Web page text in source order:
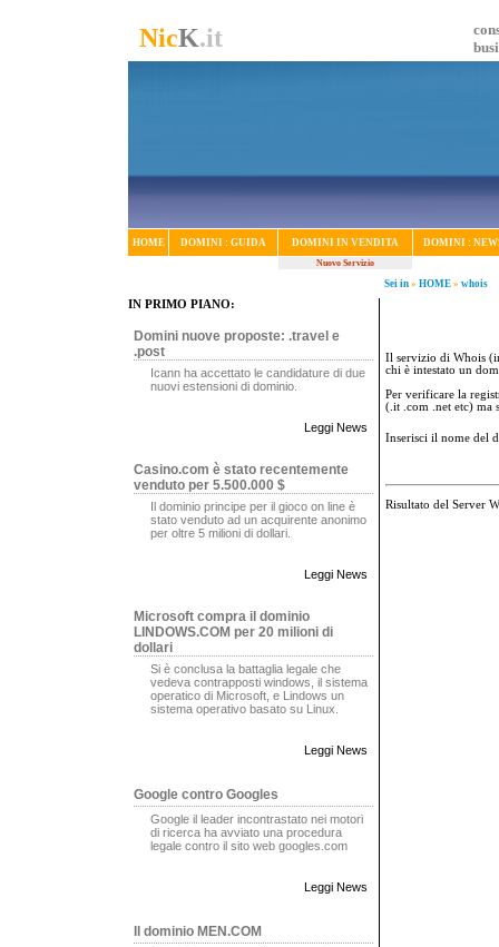
NicK.it
HOME DOMINI : GUIDA DOMINI IN VENDITA DOMINI :
Nuovo Servizio
Sei in » HOME » whois
IN PRIMO PIANO:
Domini nuove proposte: .travel e
.post
Icann ha accettato le candidature di due
nuovi estensioni di dominio.
Leggi News
Casino.com è stato recentemente
venduto per 5.500.000 $
Il dominio principe per il gioco on line è
stato venduto ad un acquirente anonimo
per oltre 5 milioni di dollari.
Leggi News
Microsoft compra il dominio
LINDOWS.COM per 20 milioni di
dollari
Si è conclusa la battaglia legale che
vedeva contrapposti windows, il sistema
operatico di Microsoft, e Lindows un
sistema operativo basato su Linux.
Leggi News
Google contro Googles
Google il leader incontrastato nei motori
di ricerca ha avviato una procedura
legale contro il sito web googles.com
Leggi News
Il dominio MEN.COM
Il servizio di Whois
chi è intestato un
Per verificare la
(.it .com .net etc) ma
Inserisci il nome del
Risultato del Server